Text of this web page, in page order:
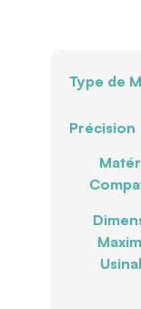
Type de
Précision